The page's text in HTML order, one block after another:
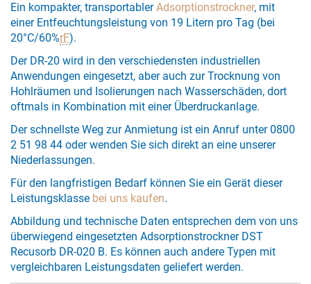
Ein kompakter, transportablerAdsorptionstrockner, mit
einer Entfeuchtungsleistung von 19 Litern pro Tag (bei
20°C/60%rF).
Der DR-20 wird in den verschiedensten industriellen
Anwendungen eingesetzt, aber auch zur Trocknung von
Hohlräumen und Isolierungen nach Wasserschäden, dort
oftmals in Kombination mit einer Überdruckanlage.
Der schnellste Weg zur Anmietung ist ein Anruf unter 0800
2 51 98 44 oder wenden Sie sich direkt an eine unserer
Niederlassungen.
Für den langfristigen Bedarf können Sie ein Gerät dieser
Leistungsklasse bei uns kaufen.
Abbildung und technische Daten entsprechen dem von uns
überwiegend eingesetzten Adsorptionstrockner DST
Recusorb DR-020 B. Es können auch andere Typen mit
vergleichbaren Leistungsdaten geliefert werden.